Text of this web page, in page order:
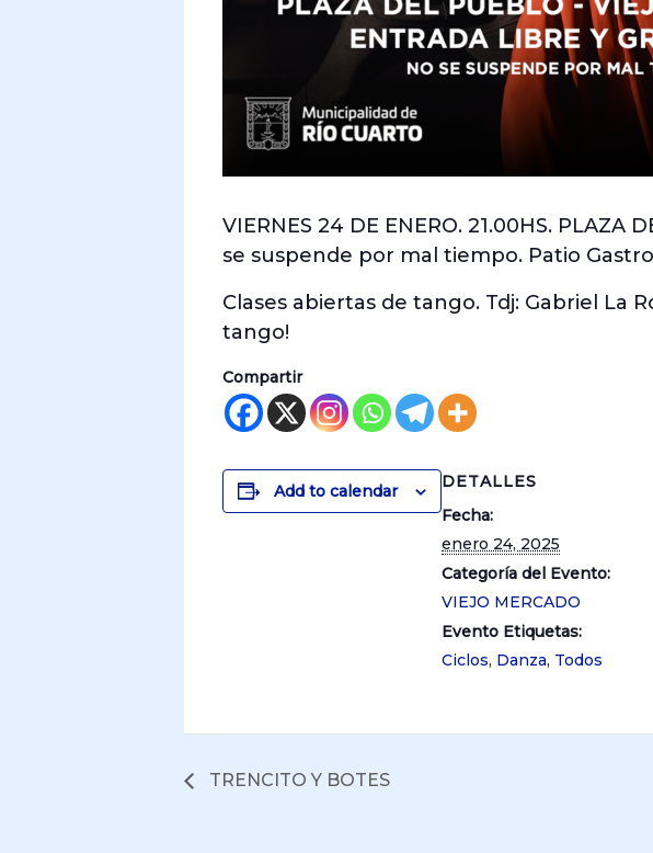
VIERNES 24 DE ENERO. 21.00HS.
se suspende por mal tiempo. Patio
Clases abiertas de tango. Tdj: Gabriel La
tango!
Compartir
Add to calendar
DETALLES
Fecha:
enero 24, 2025
Categoría del Evento:
VIEJO MERCADO
Evento Etiquetas:
Ciclos, Danza, Todos
TRENCITO Y BOTES